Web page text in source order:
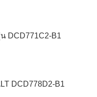
DCD771C2-B1
DCD778D2-B1